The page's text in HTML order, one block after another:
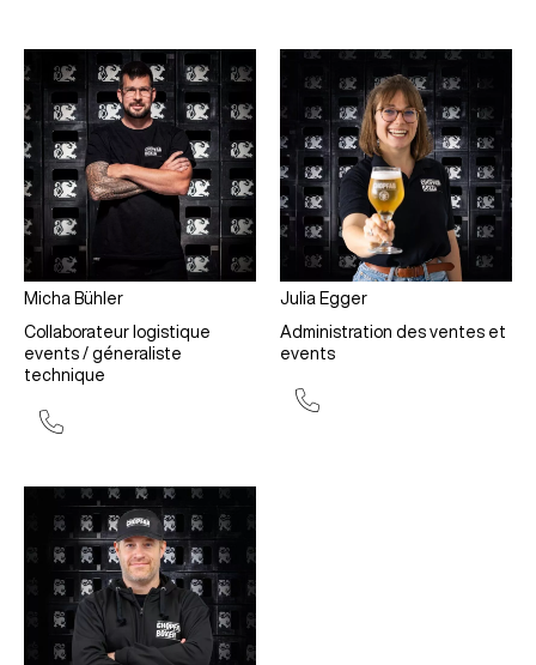
Micha Bühler
Collaborateur logistique
events / géneraliste
technique
Julia Egger
Administration des ventes et
events